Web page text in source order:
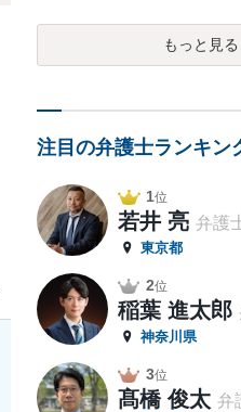
もっと見る
注目の弁護士ランキン
1位
若井 亮 弁護
東京都
2位
稲葉 進太郎
神奈川県
3位
髙橋 俊太 弁